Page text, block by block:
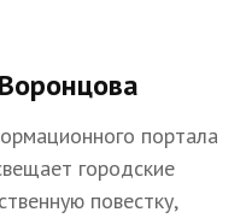
портала
городские
повестку,